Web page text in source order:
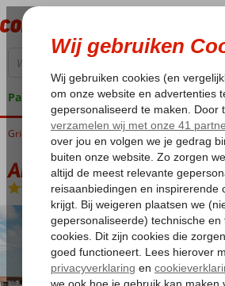
Pakketgarantie
Home
Griekenland Kreta Gouves Amirandes, a
Amirandes, a Grecotel
Halfpension-Hotel